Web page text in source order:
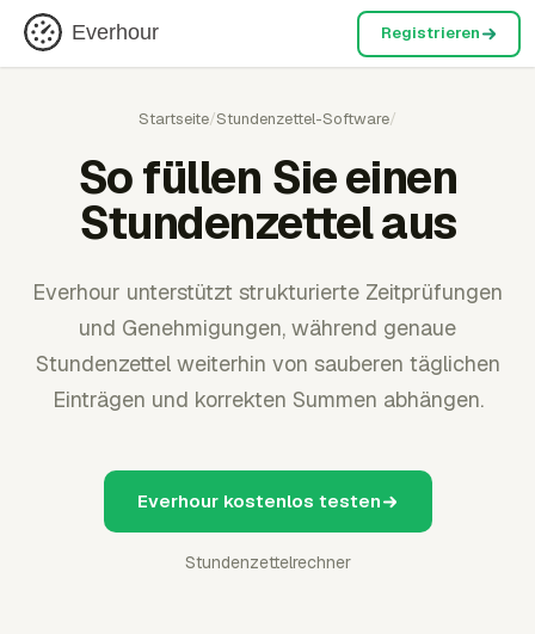
Everhour Registrieren
Startseite/Stundenzettel-Software/
So füllen Sie einen
Stundenzettel aus
Everhour unterstützt strukturierte Zeitprüfungen
und Genehmigungen, während genaue
Stundenzettel weiterhin von sauberen täglichen
Einträgen und korrekten Summen abhängen.
Everhour kostenlos testen
Stundenzettelrechner